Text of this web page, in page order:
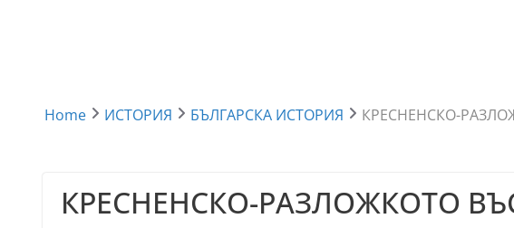
Home ИСТОРИЯ БЪЛГАРСКА ИСТОРИЯ КРЕСНЕНСКО-
КРЕСНЕНСКО-РАЗЛОЖКОТО